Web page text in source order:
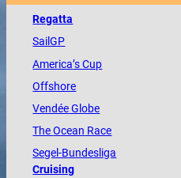
Regatta
SailGP
America’s Cup
Offshore
VendéeGlobe
TheOcean Race
Segel-Bundesliga
Cruising